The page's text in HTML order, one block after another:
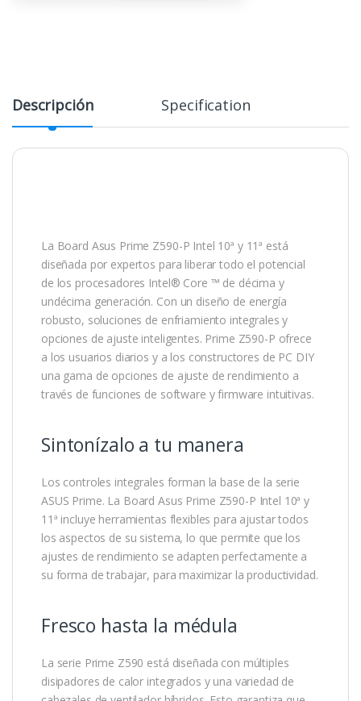
Descripción Specification
La Board Asus Prime Z590-P Intel 10ª y 11ª está
diseñada por expertos para liberar todo el potencial
de los procesadores Intel® Core ™ de décima y
undécima generación. Con un diseño de energía
robusto, soluciones de enfriamiento integrales y
opciones de ajuste inteligentes. Prime Z590-P ofrece
a los usuarios diarios y a los constructores de PC DIY
una gama de opciones de ajuste de rendimiento a
través de funciones de software y firmware intuitivas.
Sintonízalo a tu manera
Los controles integrales forman la base de la serie
ASUS Prime. La Board Asus Prime Z590-P Intel 10ª y
11ª incluye herramientas flexibles para ajustar todos
los aspectos de su sistema, lo que permite que los
ajustes de rendimiento se adapten perfectamente a
su forma de trabajar, para maximizar la productividad.
Fresco hasta la médula
La serie Prime Z590 está diseñada con múltiples
disipadores de calor integrados y una variedad de